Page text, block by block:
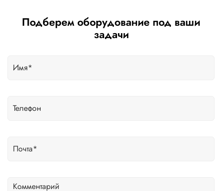
Подберем оборудование под ваши
задачи